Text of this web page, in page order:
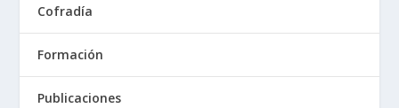
Cofradía
Formación
Publicaciones